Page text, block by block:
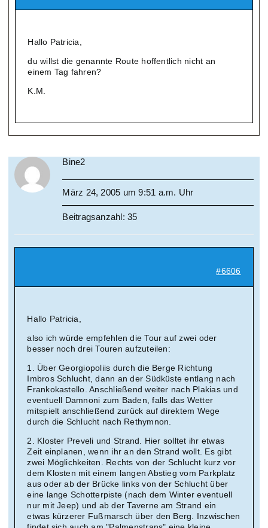
Hallo Patricia,
du willst die genannte Route hoffentlich nicht an
einem Tag fahren?
K.M.
Bine2
März 24, 2005 um 9:51 a.m. Uhr
Beitragsanzahl: 35
#6606
Hallo Patricia,
also ich würde empfehlen die Tour auf zwei oder
besser noch drei Touren aufzuteilen:
1. Über Georgiopoliis durch die Berge Richtung
Imbros Schlucht, dann an der Südküste entlang nach
Frankokastello. Anschließend weiter nach Plakias und
eventuell Damnoni zum Baden, falls das Wetter
mitspielt anschließend zurück auf direktem Wege
durch die Schlucht nach Rethymnon.
2. Kloster Preveli und Strand. Hier solltet ihr etwas
Zeit einplanen, wenn ihr an den Strand wollt. Es gibt
zwei Möglichkeiten. Rechts von der Schlucht kurz vor
dem Klosten mit einem langen Abstieg vom Parkplatz
aus oder ab der Brücke links von der Schlucht über
eine lange Schotterpiste (nach dem Winter eventuell
nur mit Jeep) und ab der Taverne am Strand ein
etwas kürzerer Fußmarsch über den Berg. Inzwischen